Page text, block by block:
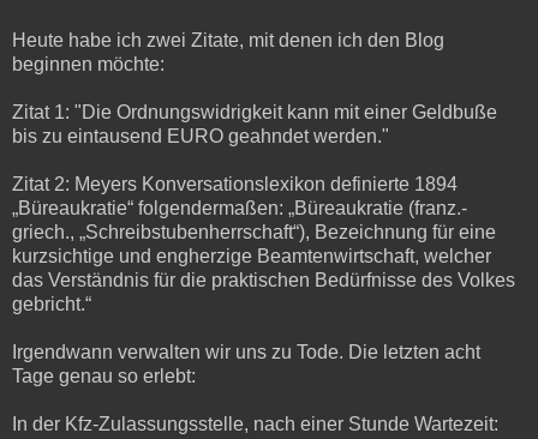
Heute habe ich zwei Zitate, mit denen ich den Blog
beginnen möchte:
Zitat 1: "Die Ordnungswidrigkeit kann mit einer Geldbuße
bis zu eintausend EURO geahndet werden."
Zitat 2: Meyers Konversationslexikon definierte 1894
„Büreaukratie“ folgendermaßen: „Büreaukratie (franz.-
griech., „Schreibstubenherrschaft“), Bezeichnung für eine
kurzsichtige und engherzige Beamtenwirtschaft, welcher
das Verständnis für die praktischen Bedürfnisse des Volkes
gebricht.“
Irgendwann verwalten wir uns zu Tode. Die letzten acht
Tage genau so erlebt:
In der Kfz-Zulassungsstelle, nach einer Stunde Wartezeit: